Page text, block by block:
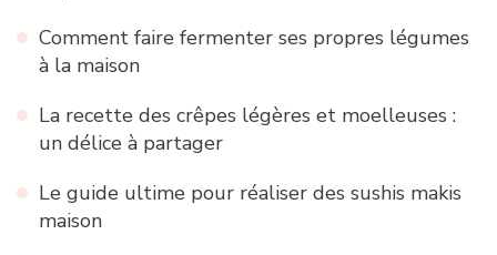
Comment faire fermenter ses propres légumes
à la maison
La recette des crêpes légères et moelleuses :
un délice à partager
Le guide ultime pour réaliser des sushis makis
maison